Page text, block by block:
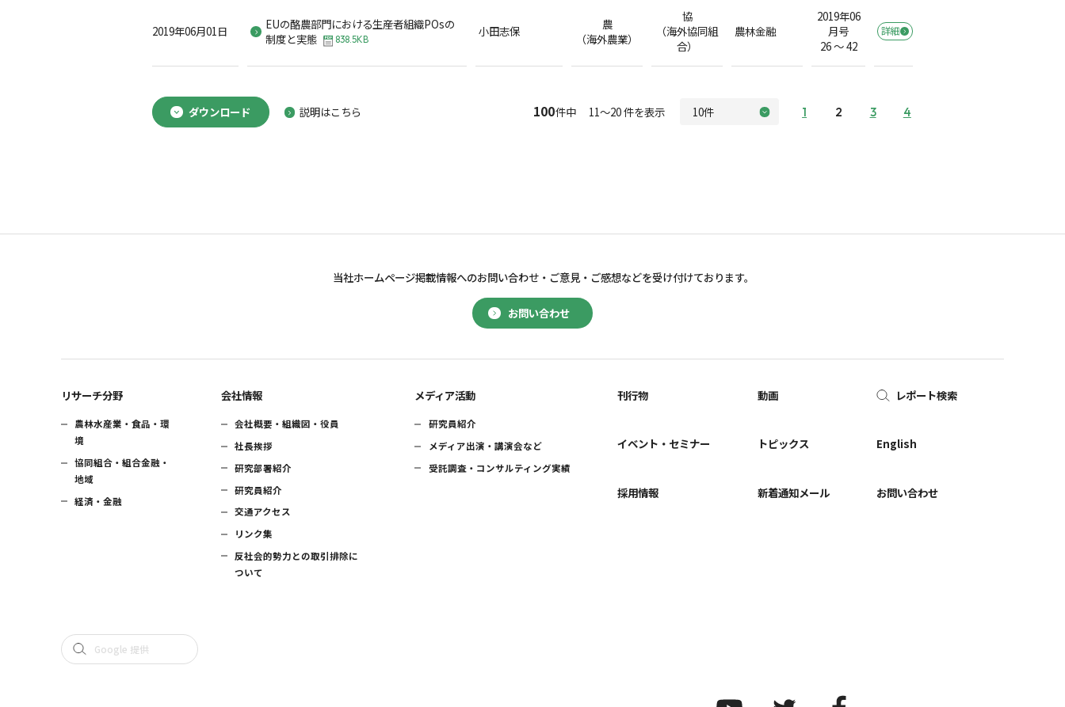
2019年06月01日
EUの酪農部門における生産者組織POsの
制度と実態
838.5KB
小田志保
農
（海外農業）
協
（海外協同組
合）
農林金融
2019年06
月号
26 ～ 42
詳細
ダウンロード 説明はこちら 100件中 11～20 件を表示 1 2 3 4
お問い合わせ
当社ホームページ掲載情報へのお問い合わせ・ ご意見・ご感想などを受け付けております。
リサーチ分野
農林水産業・食品・環
境
協同組合・組合金融・
地域
経済・金融
会社情報
会社概要・組織図・役員
社長挨拶
研究部署紹介
研究員紹介
交通アクセス
リンク集
反社会的勢力との取引排除に
ついて
メディア活動
研究員紹介
メディア出演・講演会など
受託調査・コンサルティング実績
刊行物
イベント・セミナー
採用情報
動画
トピックス
新着通知メール
レポート検索
English
お問い合わせ